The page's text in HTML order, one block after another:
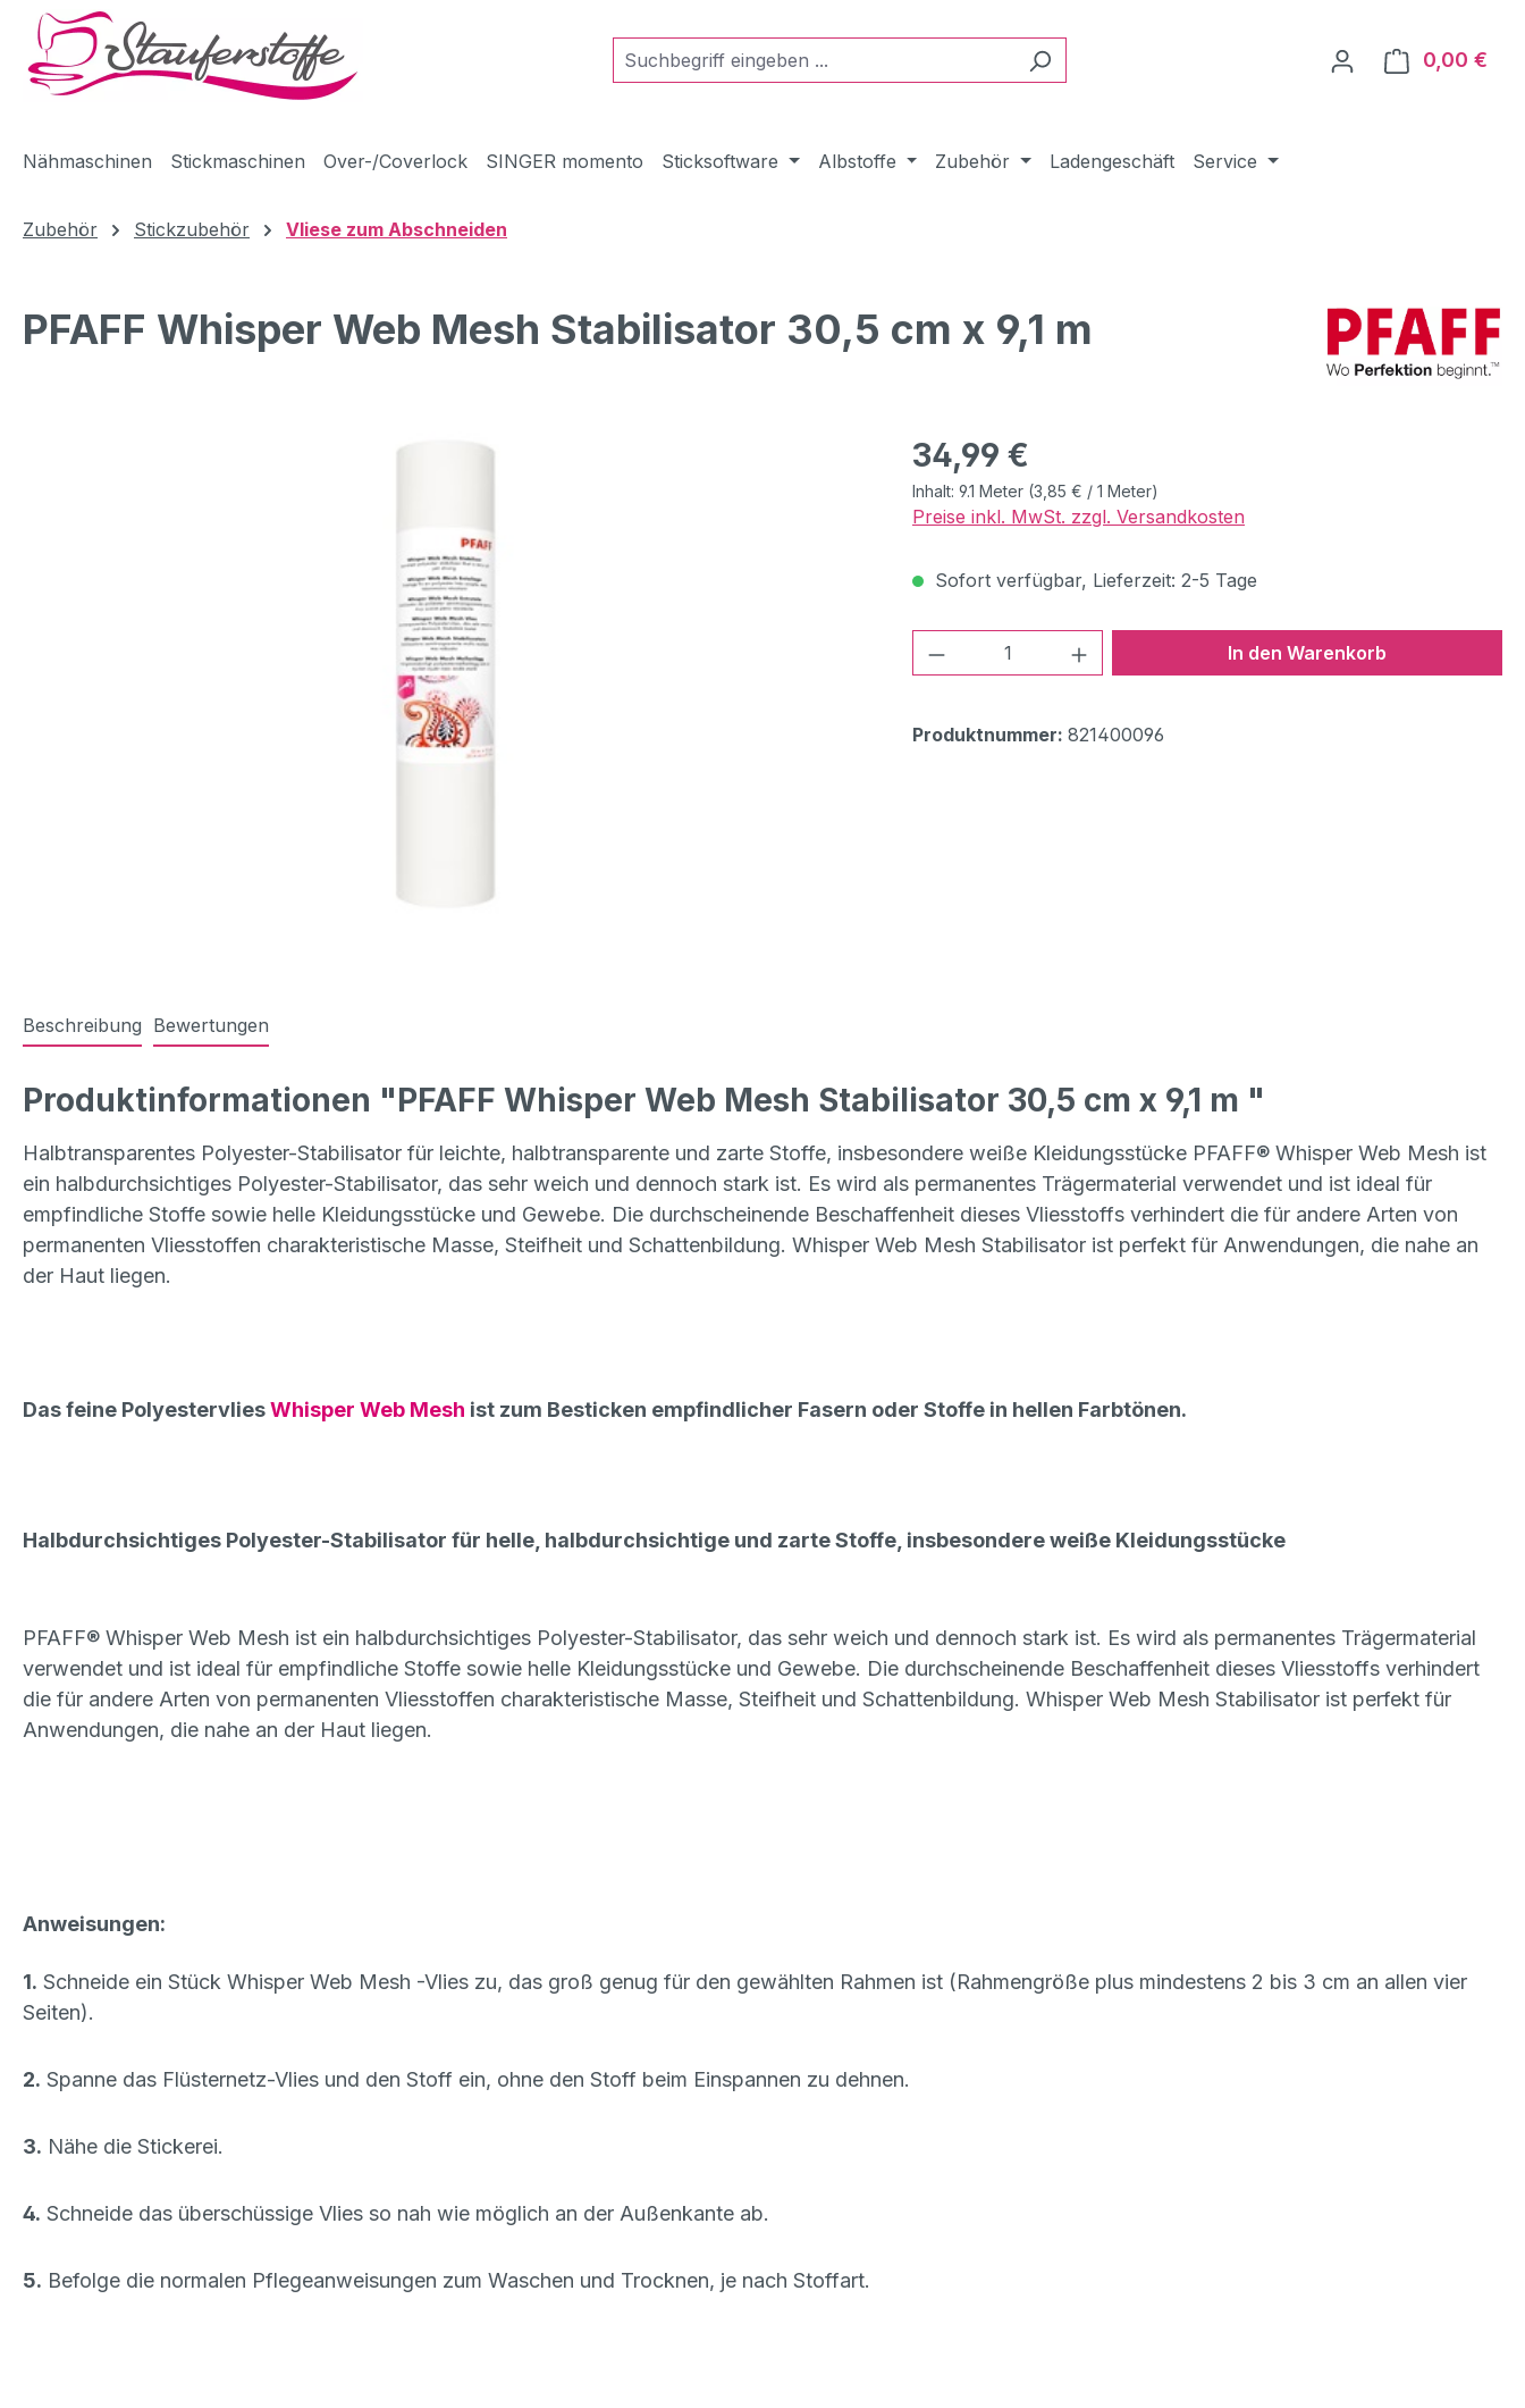
Hauptinhalt springen
Zur Suche springen
Zur Hauptnavigation springen
0,00 €
Nähmaschinen Stickmaschinen Over-/Coverlock SINGER momento Sticksoftware Albstoffe Zubehör Ladengeschäft Service
Zubehör Stickzubehör Vliese zum Abschneiden
PFAFF Whisper Web Mesh Stabilisator 30,5 cm x 9,1 m
Regulärer Preis:
34,99 €
Inhalt: 9.1 Meter (3,85 € / 1 Meter)
Preise inkl. MwSt. zzgl. Versandkosten
Sofort verfügbar, Lieferzeit: 2-5 Tage
Produkt Anzahl: Gib den gewünschten Wert
In den Warenkorb
Produktnummer: 821400096
Beschreibung Bewertungen
Produktinformationen "PFAFF Whisper Web Mesh Stabilisator 30,5 cm x 9,1 m "
Halbtransparentes Polyester-Stabilisator für leichte, halbtransparente und zarte Stoffe, insbesondere weiße Kleidungsstücke PFAFF® Whisper Web Mesh ist
ein halbdurchsichtiges Polyester-Stabilisator, das sehr weich und dennoch stark ist. Es wird als permanentes Trägermaterial verwendet und ist ideal für
empfindliche Stoffe sowie helle Kleidungsstücke und Gewebe. Die durchscheinende Beschaffenheit dieses Vliesstoffs verhindert die für andere Arten von
permanenten Vliesstoffen charakteristische Masse, Steifheit und Schattenbildung. Whisper Web Mesh Stabilisator ist perfekt für Anwendungen, die nahe an
der Haut liegen.
Das feine PolyestervliesWhisper Web Mesh ist zum Besticken empfindlicher Fasern oder Stoffe in hellen Farbtönen.
Halbdurchsichtiges Polyester-Stabilisator für helle, halbdurchsichtige und zarte Stoffe, insbesondere weiße Kleidungsstücke
PFAFF® Whisper Web Mesh ist ein halbdurchsichtiges Polyester-Stabilisator, das sehr weich und dennoch stark ist. Es wird als permanentes Trägermaterial
verwendet und ist ideal für empfindliche Stoffe sowie helle Kleidungsstücke und Gewebe. Die durchscheinende Beschaffenheit dieses Vliesstoffs verhindert
die für andere Arten von permanenten Vliesstoffen charakteristische Masse, Steifheit und Schattenbildung. Whisper Web Mesh Stabilisator ist perfekt für
Anwendungen, die nahe an der Haut liegen.
Anweisungen:
1. Schneide ein Stück Whisper Web Mesh -Vlies zu, das groß genug für den gewählten Rahmen ist (Rahmengröße plus mindestens 2 bis 3 cm an allen vier
Seiten).
2. Spanne das Flüsternetz-Vlies und den Stoff ein, ohne den Stoff beim Einspannen zu dehnen.
3. Nähe die Stickerei.
4. Schneide das überschüssige Vlies so nah wie möglich an der Außenkante ab.
5. Befolge die normalen Pflegeanweisungen zum Waschen und Trocknen, je nach Stoffart.